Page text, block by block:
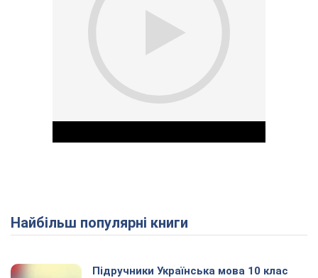
Play Video
Найбільш популярні книги
Підручники Українська мова 10 клас